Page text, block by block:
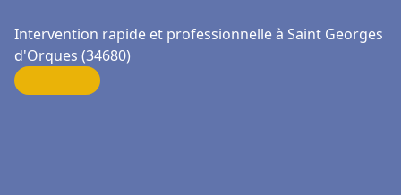
Intervention rapide et professionnelle à Saint Georges
d'Orques (34680)